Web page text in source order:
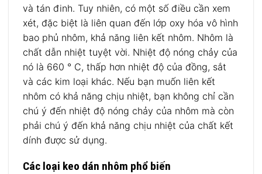
và tán đinh. Tuy nhiên, có một số điều cần xem
xét, đặc biệt là liên quan đến lớp oxy hóa vô hình
bao phủ nhôm, khả năng liên kết nhôm. Nhôm là
chất dẫn nhiệt tuyệt vời. Nhiệt độ nóng chảy của
nó là 660 ° C, thấp hơn nhiệt độ của đồng, sắt
và các kim loại khác. Nếu bạn muốn liên kết
nhôm có khả năng chịu nhiệt, bạn không chỉ cần
chú ý đến nhiệt độ nóng chảy của nhôm mà còn
phải chú ý đến khả năng chịu nhiệt của chất kết
dính được sử dụng.
Các loại keo dán nhôm phổ biến